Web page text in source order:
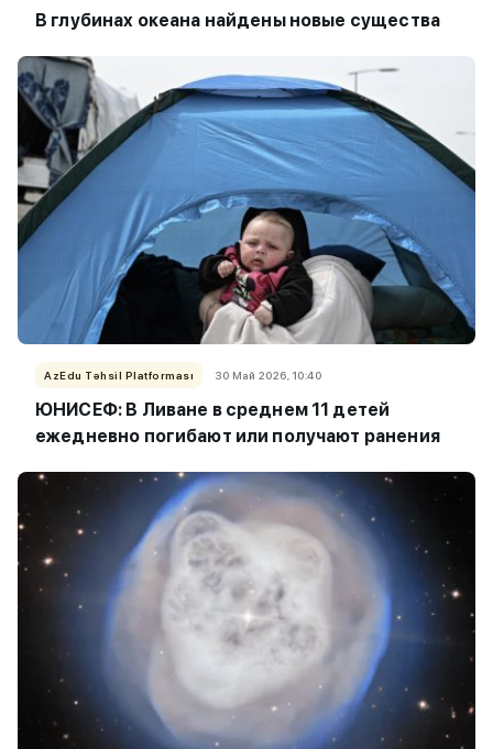
В глубинах океана найдены новые существа
AzEdu Təhsil Platforması 30 Май 2026, 10:40
ЮНИСЕФ: В Ливане в среднем 11 детей
ежедневно погибают или получают ранения